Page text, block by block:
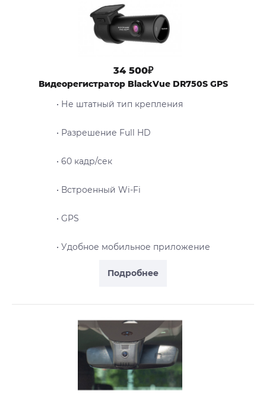
Подробнее
34 500₽
Видеорегистратор BlackVue DR750S GPS
• Не штатный тип крепления
• Разрешение Full HD
• 60 кадр/сек
• Встроенный Wi-Fi
• GPS
• Удобное мобильное приложение